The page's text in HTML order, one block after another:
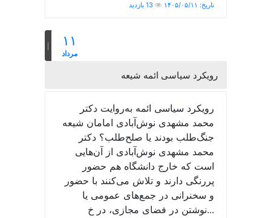
تاریخ: ۱۴۰۵/۰۵/۱۱
13 بازدید
۱۱
مرداد
رویکرد سیاسی ائمه شیعه
محمد مشهدی نوش‌آبادی امامان شیعه
جنگ‌طلب بودند یا صلح‌طلب؟ دکتر
محمد مشهدی نوش‌آبادی از آن‌هایی
است که خارج دانشگاه هم حضور
پررنگی دارند و تلاش می‌کنند با حضور
و سخنرانی در جمع‌های عمومی یا
نوشتن در فضای مجازی، در خ...